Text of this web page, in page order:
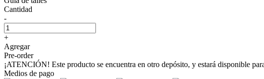
Cantidad
-
+
Agregar
Pre-order
¡ATENCIÓN! Este producto se encuentra en otro depósito, y estará disponible
Medios de pago